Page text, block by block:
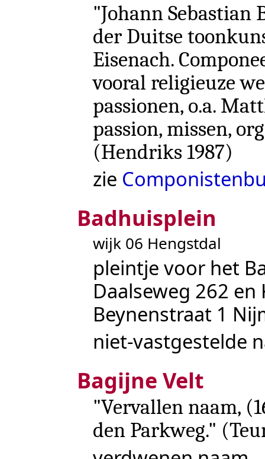
"Johann Sebastian
der Duitse
Eisenach.
vooral religieuze
passionen, o.a.
passion, missen,
(Hendriks 1987)
zie
Badhuisplein
wijk 06 Hengstdal
pleintje voor het
Daalseweg 262 en
Beynenstraat 1
niet-vastgestelde
Bagijne Velt
"Vervallen naam,
den Parkweg." (